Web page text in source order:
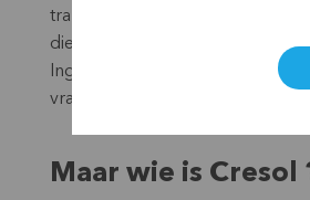
transformatie, de manier
diensten. Ze beleefden de reis
Ingrid en ik hebben er erg van
vragen"
Maar wie is Cresol